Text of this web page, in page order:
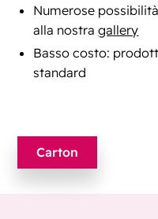
Numerose
alla nostragallery
Basso costo:
standard
Carton